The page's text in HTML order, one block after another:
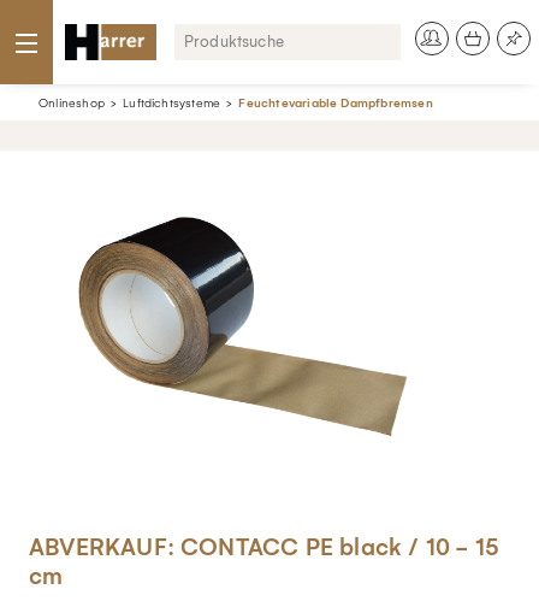
Onlineshop Luftdichtsysteme Feuchtevariable Dampfbremsen
ABVERKAUF: CONTACC PE black / 10 - 15
cm